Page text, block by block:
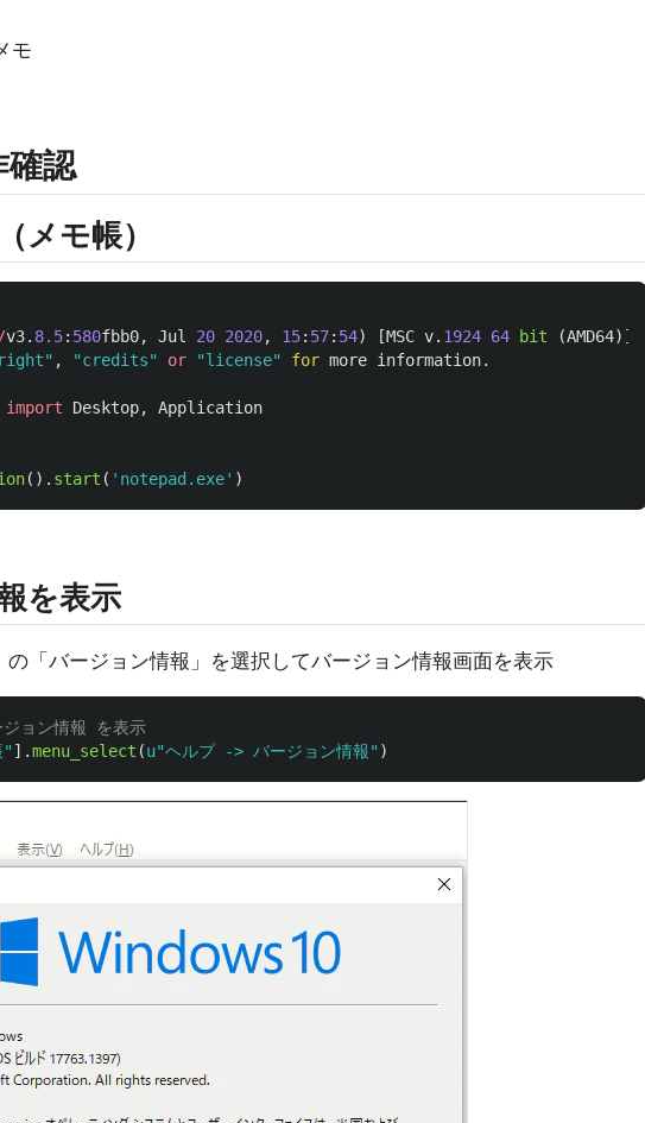
モ
確認
メモ帳）
/v3. 8.5: 580fbb0, Jul 20 2020, 15: 57: 54) [MSC v. 1924 64 bit (AMD64)]
" , "credits" or "license" for more information.
import Desktop,
Application
(). start ( ' notepad.exe' )
を表示
の「バージョン情報」を選択してバージョン情報画面を表示
" ].menu_select (u"ヘルプ -> バージョン情報" )